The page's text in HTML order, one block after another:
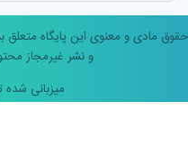
حقوق مادی و معنوی این پایگاه متعلق
و نشر غیرمجاز
میزبانی